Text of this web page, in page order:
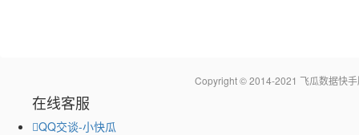
Copyright © 2014-2021 飞瓜数据快
在线客服
QQ交谈-小快瓜